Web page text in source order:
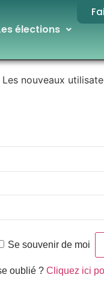
élections
nouveaux
Se souvenir de moi
oublié ? Cliquez ici